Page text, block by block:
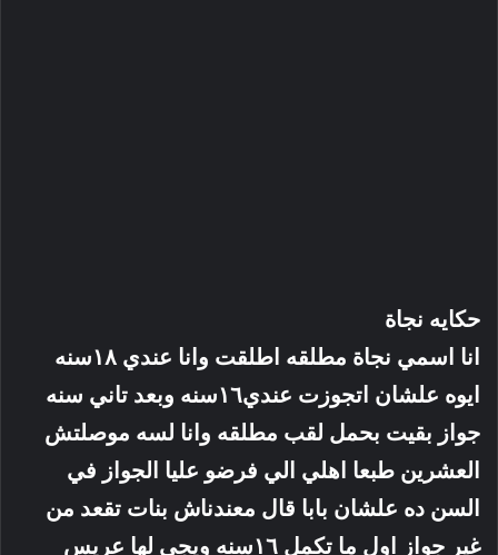
حكايه نجاة
انا اسمي نجاة مطلقه اطلقت وانا عندي ١٨سنه
ايوه علشان اتجوزت عندي١٦سنه وبعد تاني سنه
جواز بقيت بحمل لقب مطلقه وانا لسه موصلتش
العشرين طبعا اهلي الي فرضو عليا الجواز في
السن ده علشان بابا قال معندناش بنات تقعد من
غير جواز اول ما تكمل ١٦سنه ويجي لها عريس